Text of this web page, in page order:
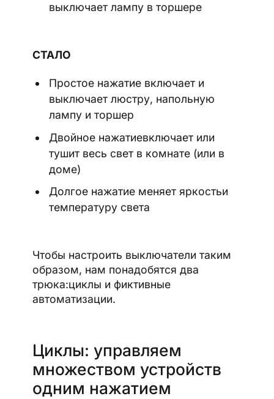
выключает лампу в торшере
СТАЛО
Простое нажатие включает и
выключает люстру, напольную
лампу и торшер
Двойное нажатиевключает или
тушит весь свет в комнате (или в
доме)
Долгое нажатие меняет яркостьи
температуру света
Чтобы настроить выключатели таким
образом, нам понадобятся два
трюка:циклы и фиктивные
автоматизации.
Циклы: управляем
множеством устройств
одним нажатием